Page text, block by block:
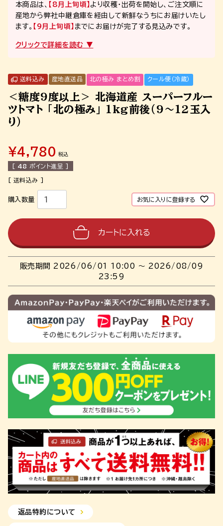
本商品は、 【8月上旬頃】 より収穫・出荷を開始し、ご注文順に
産地から弊社中継倉庫を経由して新鮮なうちにお届けいたし
ます。 【9月上旬頃】 までにお届けが完了する見込みです。
＜糖度9度以上＞ 北海道産 スーパーフルー
ツトマト 「北の極み」 1kg前後（9～12玉入
り）
送料込み 産地直送品 北の極み まとめ割 クール便（冷蔵）
¥4,780 税込
[ 48 ポイント進呈 ]
お気に入りに登録する
カートに入れる
販売期間 2026/06/01 10:00 〜 2026/08/09
23:59
返品特約について